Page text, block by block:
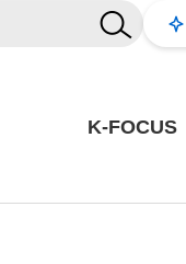
K-FOCUS